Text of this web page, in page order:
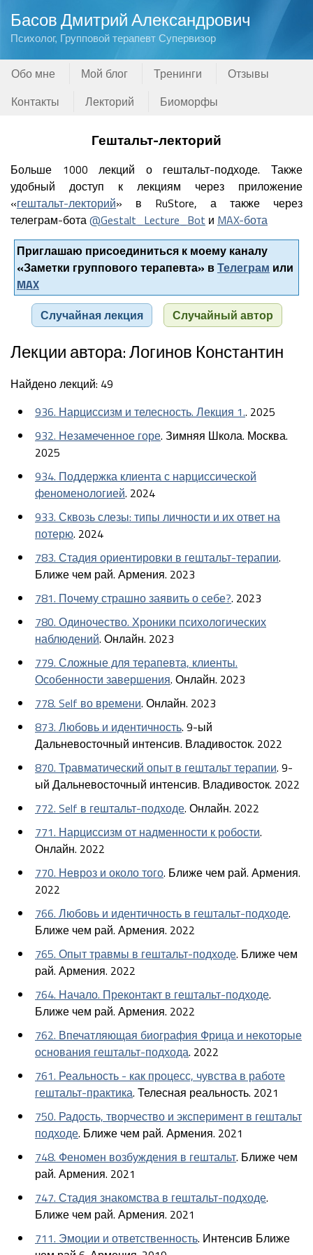
Басов Дмитрий Александрович
Психолог, Групповой терапевт Супервизор
Обо мне Мой блог Тренинги
Отзывы
Контакты
Лекторий Биоморфы
Гештальт-лекторий
Больше 1000 лекций о гештальт-подходе. Также
удобный доступ к лекциям через приложение
«гештальт-лекторий» в RuStore, а также через
телеграм-бота@Gestalt_Lecture_Bot и MAX-бота
Приглашаю присоединиться к моему каналу
«Заметки группового терапевта» вТелеграм или
MAX
Случайная лекция
Случайный автор
Лекции автора: Логинов Константин
Найдено лекций: 49
936. Нарциссизм и телесность. Лекция 1.. 2025
932. Незамеченное горе. Зимняя Школа. Москва.
2025
934. Поддержка клиента с нарциссической
феноменологией. 2024
933. Сквозь слезы: типы личности и их ответ на
потерю. 2024
783. Стадия ориентировки в гештальт-терапии.
Ближе чем рай. Армения. 2023
781. Почему страшно заявить о себе?. 2023
780. Одиночество. Хроники психологических
наблюдений. Онлайн. 2023
779. Сложные для терапевта, клиенты.
Особенности завершения. Онлайн. 2023
778. Self во времени. Онлайн. 2023
873. Любовь и идентичность. 9-ый
Дальневосточный интенсив. Владивосток. 2022
870. Травматический опыт в гештальт терапии. 9-
ый Дальневосточный интенсив. Владивосток. 2022
772. Self в гештальт-подходе. Онлайн. 2022
771. Нарциссизм от надменности к робости.
Онлайн. 2022
770. Невроз и около того. Ближе чем рай. Армения.
2022
766. Любовь и идентичность в гештальт-подходе.
Ближе чем рай. Армения. 2022
765. Опыт травмы в гештальт-подходе. Ближе чем
рай. Армения. 2022
764. Начало. Преконтакт в гештальт-подходе.
Ближе чем рай. Армения. 2022
762. Впечатляющая биография Фрица и некоторые
основания гештальт-подхода. 2022
761. Реальность - как процесс, чувства в работе
гештальт-практика. Телесная реальность. 2021
750. Радость, творчество и эксперимент в гештальт
подходе. Ближе чем рай. Армения. 2021
748. Феномен возбуждения в гештальт. Ближе чем
рай. Армения. 2021
747. Стадия знакомства в гештальт-подходе.
Ближе чем рай. Армения. 2021
711. Эмоции и ответственность. Интенсив Ближе